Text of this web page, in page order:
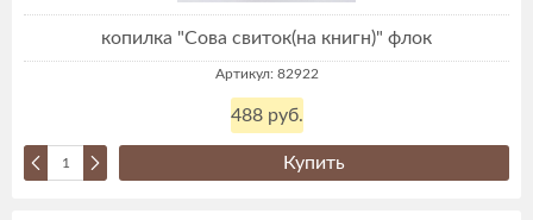
копилка "Сова свиток(на книгн)" флок
Артикул: 82922
488 руб.
Купить